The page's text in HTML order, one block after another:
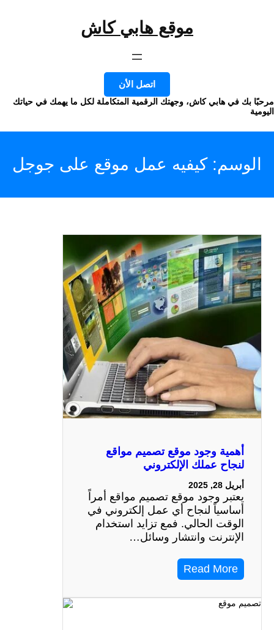
موقع هابي كاش
اتصل الأن
بك في هابي كاش، وجهتك الرقمية المتكاملة لكل ما يهمك في حياتك
كيفيه عمل موقع على جوجل
أهمية وجود موقع تصميم مواقع
لنجاح عملك الإلكتروني
أبريل 28, 2025
يعتبر وجود موقع تصميم مواقع أمراً
أساسياً لنجاح أي عمل إلكتروني في
الوقت الحالي. فمع تزايد استخدام
الإنترنت وانتشار وسائل…
Read More